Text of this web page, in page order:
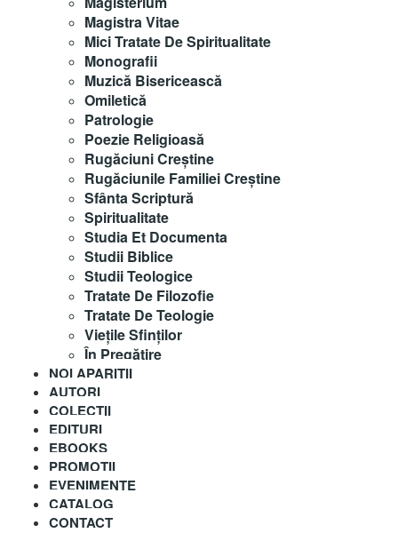
Magistra Vitae
Mici Tratate De Spiritualitate
Monografii
Muzică Bisericească
Omiletică
Patrologie
Poezie Religioasă
Rugăciuni Creştine
Rugăciunile Familiei Creștine
Sfânta Scriptură
Spiritualitate
Studia Et Documenta
Studii Biblice
Studii Teologice
Tratate De Filozofie
Tratate De Teologie
Vieţile Sfinţilor
În Pregătire
NOI APARITII
AUTORI
COLECȚII
EDITURI
EBOOKS
PROMOȚII
EVENIMENTE
CATALOG
CONTACT